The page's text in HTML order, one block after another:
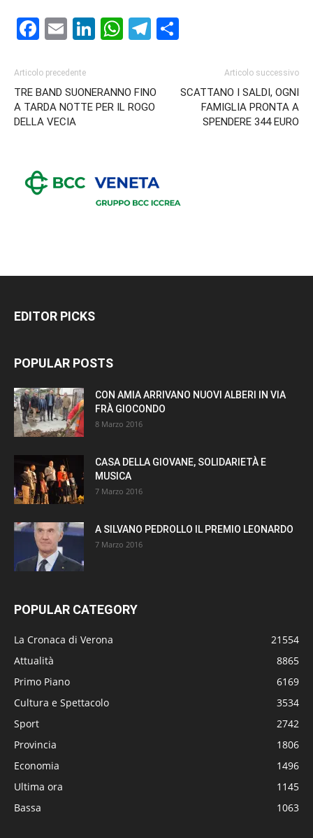
Facebook
EmailLinkedIn
WhatsApp
Telegram
Articolo precedente
TRE BAND SUONERANNO FINO
A TARDA NOTTE PER IL ROGO
DELLA VECIA
Articolo successivo
SCATTANO I SALDI, OGNI
FAMIGLIA PRONTA A
SPENDERE 344 EURO
EDITOR PICKS
POPULAR POSTS
CON AMIA ARRIVANO NUOVI ALBERI IN VIA
FRÀ GIOCONDO
8 Marzo 2016
CASA DELLA GIOVANE, SOLIDARIETÀ E
MUSICA
7 Marzo 2016
A SILVANO PEDROLLO IL PREMIO LEONARDO
7 Marzo 2016
POPULAR CATEGORY
La Cronaca di Verona
21554
Attualità
8865
Primo Piano
6169
Cultura e Spettacolo
3534
Sport
2742
Provincia
1806
Economia
1496
Ultima ora
1145
Bassa
1063